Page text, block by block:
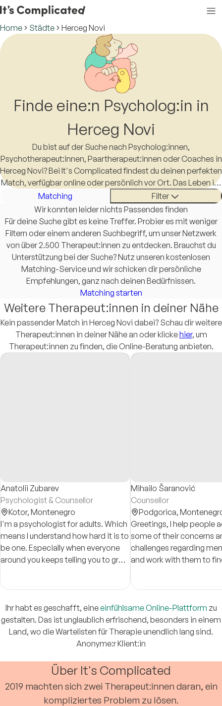
Home Städte Herceg Novi
Finde eine:n Psycholog:in in
Herceg Novi
Du bist auf der Suche nach Psycholog:innen,
Psychotherapeut:innen, Paartherapeut:innen oder Coaches in
Herceg Novi? Bei It's Complicated findest du deinen perfekten
Match, verfügbar online oder persönlich vor Ort. Das Leben ist
schon kompliziert genug, eine:n Therapeut:in in Herceg Novi
zu finden sollte es nicht sein.
Matching
Filter
Wir konnten leider nichts Passendes finden
Für deine Suche gibt es keine Treffer. Probier es mit weniger
Filtern oder einem anderen Suchbegriff, um unser Netzwerk
von über 2.500 Therapeut:innen zu entdecken. Brauchst du
Unterstützung bei der Suche? Nutz unseren kostenlosen
Matching-Service und wir schicken dir persönliche
Empfehlungen, ganz nach deinen Bedürfnissen.
Matching starten
Weitere Therapeut:innen in deiner Nähe
Kein passender Match in Herceg Novi dabei? Schau dir weitere
Therapeut:innen in deiner Nähe an oder klickehier, um
Therapeut:innen zu finden, die Online-Beratung anbieten.
Anatolii Zubarev
Psychologist & Counsellor
Kotor, Montenegro
I'm a psychologist for adults. Which
means I understand how hard it is to
be one. Especially when everyone
around you keeps telling you to grow
That's exactly what we can talk
Mihailo Šaranović
Counsellor
Podgorica,
Greetings, I help people address
some of their concerns
challenges regarding mental-health
and work with them to
help capacity and their
Ihr habt es geschafft, eineeinfühlsame Online-Plattform zu
gestalten. Das ist unglaublich erfrischend, besonders in einem
Land, wo die Wartelisten für Therapie unendlich lang sind.
Anonyme:r Klient:in
Über It's Complicated
2019 machten sich zwei Therapeut:innen daran, ein
kompliziertes Problem zu lösen.